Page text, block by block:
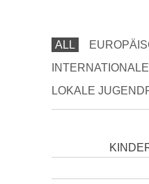
ALL
LOKALE